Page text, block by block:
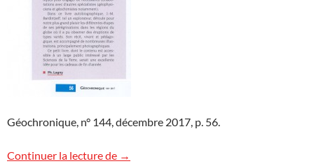
Géochronique, n° 144, décembre 2017, p. 56.
Continuer la lecture de Livre « Volcanologue » dans «
→